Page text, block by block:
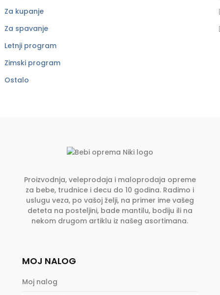
Za kupanje
Za spavanje
Letnji program
Zimski program
Ostalo
Proizvodnja, veleprodaja i maloprodaja opreme
za bebe, trudnice i decu do 10 godina. Radimo i
uslugu veza, po vašoj želji, na primer ime vašeg
deteta na posteljini, bade mantilu, bodiju ili na
nekom drugom artiklu iz našeg asortimana.
MOJ NALOG
Moj nalog